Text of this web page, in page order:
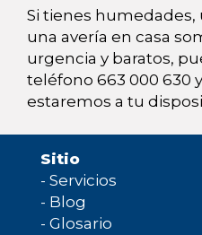
Si tienes humedades,
una avería en casa
urgencia y baratos,
teléfono 663 000 630
estaremos a tu
Sitio
- Servicios
- Blog
- Glosario